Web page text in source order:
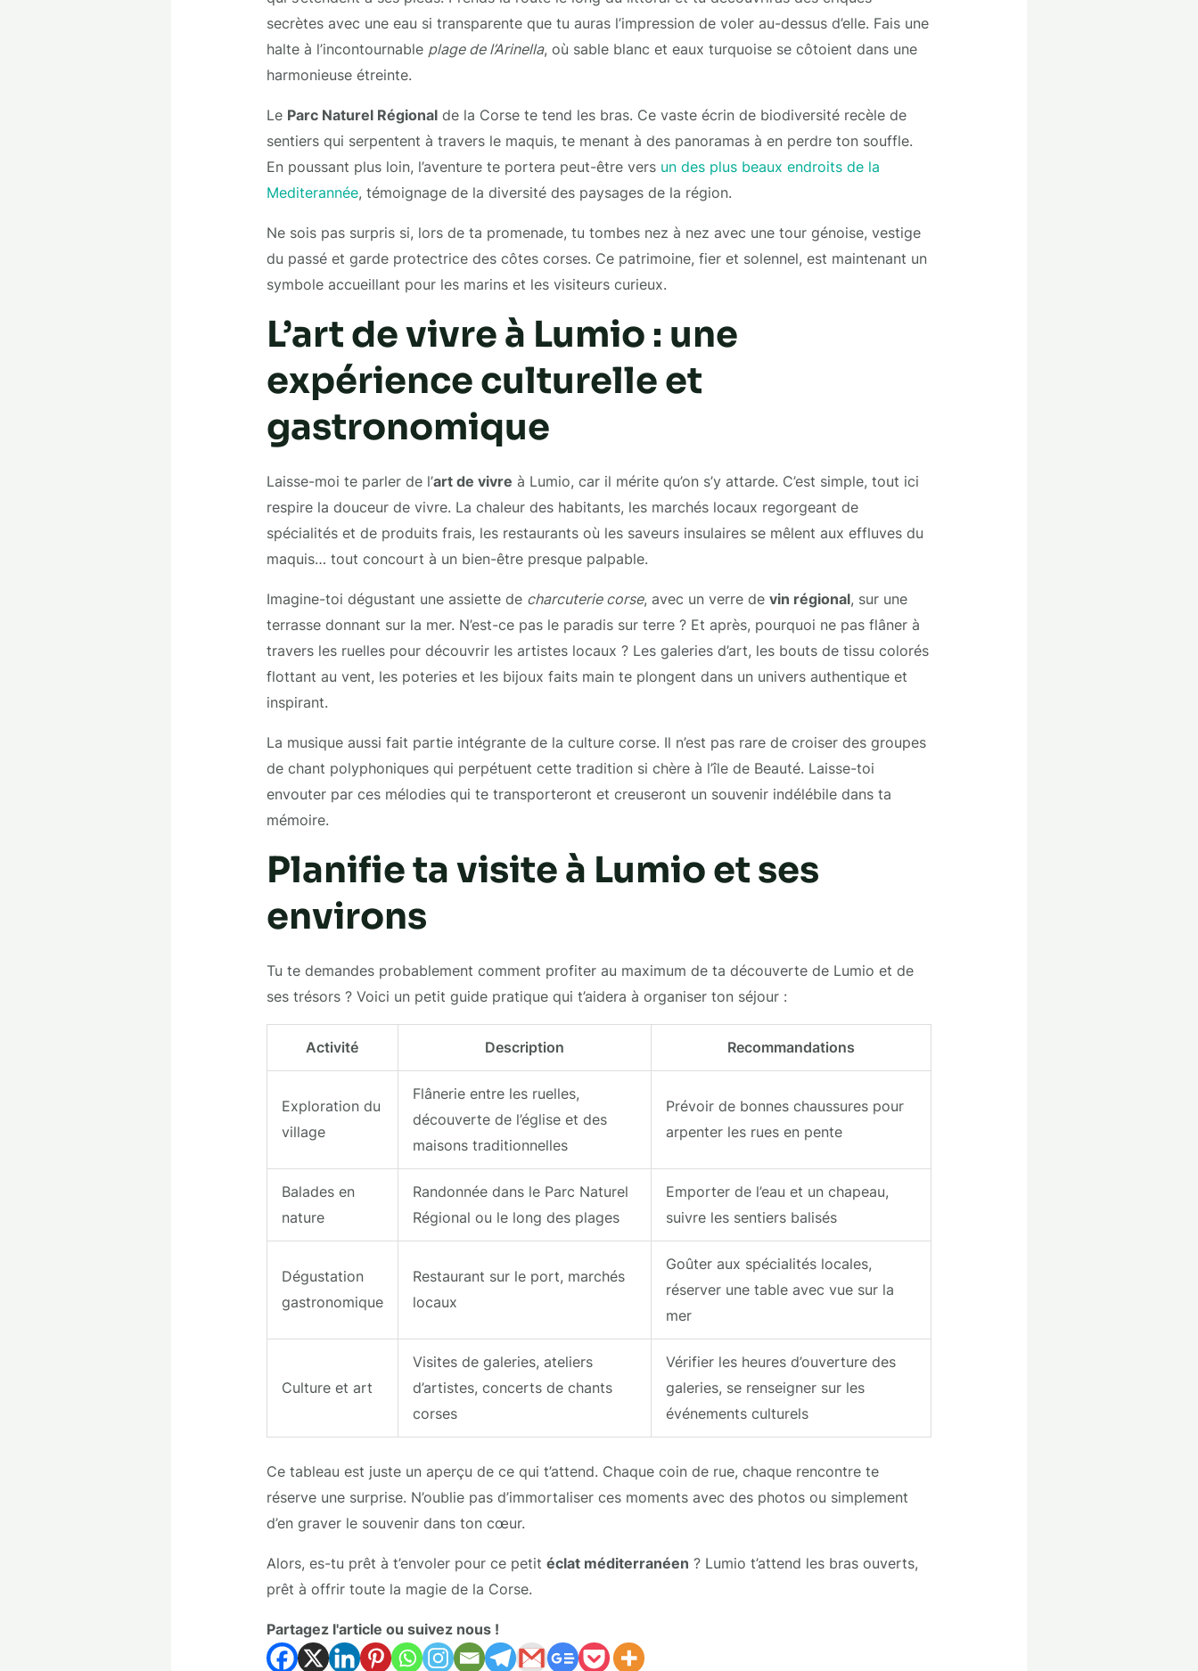
secrètes avec une eau si transparente que tu auras l’impression de voler au-dessus d’elle. Fais une
halte à l’incontournable plage de l’Arinella, où sable blanc et eaux turquoise se côtoient dans une
harmonieuse étreinte.
Le Parc Naturel Régionalde la Corse te tend les bras. Ce vaste écrin de biodiversité recèle de
sentiers qui serpentent à travers le maquis, te menant à des panoramas à en perdre ton souffle.
En poussant plus loin, l’aventure te portera peut-être vers un des plus beaux endroits de la
Mediterannée, témoignage de la diversité des paysages de la région.
Ne sois pas surpris si, lors de ta promenade, tu tombes nez à nez avec une tour génoise, vestige
du passé et garde protectrice des côtes corses. Ce patrimoine, fier et solennel, est maintenant un
symbole accueillant pour les marins et les visiteurs curieux.
L’art de vivre à Lumio : une
expérience culturelle et
gastronomique
Laisse-moi te parler de l’art de vivre à Lumio, car il mérite qu’on s’y attarde. C’est simple, tout ici
respire la douceur de vivre. La chaleur des habitants, les marchés locaux regorgeant de
spécialités et de produits frais, les restaurants où les saveurs insulaires se mêlent aux effluves du
maquis… tout concourt à un bien-être presque palpable.
Imagine-toi dégustant une assiette de charcuterie corse, avec un verre de vin régional, sur une
terrasse donnant sur la mer. N’est-ce pas le paradis sur terre ? Et après, pourquoi ne pas flâner à
travers les ruelles pour découvrir les artistes locaux ? Les galeries d’art, les bouts de tissu colorés
flottant au vent, les poteries et les bijoux faits main te plongent dans un univers authentique et
inspirant.
La musique aussi fait partie intégrante de la culture corse. Il n’est pas rare de croiser des groupes
de chant polyphoniques qui perpétuent cette tradition si chère à l’île de Beauté. Laisse-toi
envouter par ces mélodies qui te transporteront et creuseront un souvenir indélébile dans ta
mémoire.
Planifie ta visite à Lumio et ses
environs
Tu te demandes probablement comment profiter au maximum de ta découverte de Lumio et de
ses trésors ? Voici un petit guide pratique qui t’aidera à organiser ton séjour :
Activité Description Recommandations
Exploration du
village
Flânerie entre les ruelles,
découverte de l’église et des
maisons traditionnelles
Prévoir de bonnes chaussures pour
arpenter les rues en pente
Balades en
nature
Randonnée dans le Parc Naturel
Régional ou le long des plages
Emporter de l’eau et un chapeau,
suivre les sentiers balisés
Dégustation
gastronomique
Restaurant sur le port, marchés
locaux
Goûter aux spécialités locales,
réserver une table avec vue sur la
mer
Culture et art
Visites de galeries, ateliers
d’artistes, concerts de chants
corses
Vérifier les heures d’ouverture des
galeries, se renseigner sur les
événements culturels
Ce tableau est juste un aperçu de ce qui t’attend. Chaque coin de rue, chaque rencontre te
réserve une surprise. N’oublie pas d’immortaliser ces moments avec des photos ou simplement
d’en graver le souvenir dans ton cœur.
Alors, es-tu prêt à t’envoler pour ce petit éclat méditerranéen ? Lumio t’attend les bras ouverts,
prêt à offrir toute la magie de la Corse.
Partagez l'article ou suivez nous !